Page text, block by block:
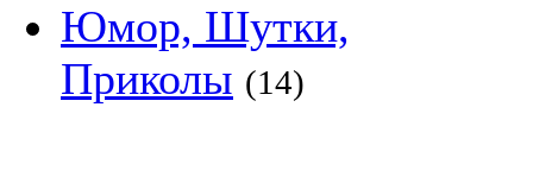
Юмор, Шутки,
Приколы (14)